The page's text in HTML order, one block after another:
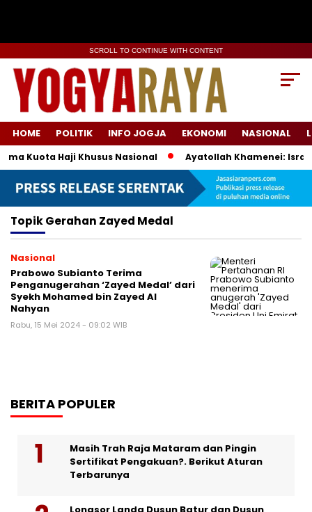
SCROLL TO CONTINUE WITH CONTENT
HOME POLITIK INFO JOGJA EKONOMI NASIONAL
Kuota Haji Khusus Nasional Ayatollah Khamenei:
TopikGerahan Zayed Medal
Nasional
Prabowo Subianto Terima
Penganugerahan ‘Zayed Medal’ dari
Syekh Mohamed bin Zayed Al
Nahyan
Rabu, 15 Mei 2024 - 09:02 WIB
BERITA POPULER
Masih Trah Raja Mataram dan Pingin
Sertifikat Pengakuan?. Berikut Aturan
Terbarunya